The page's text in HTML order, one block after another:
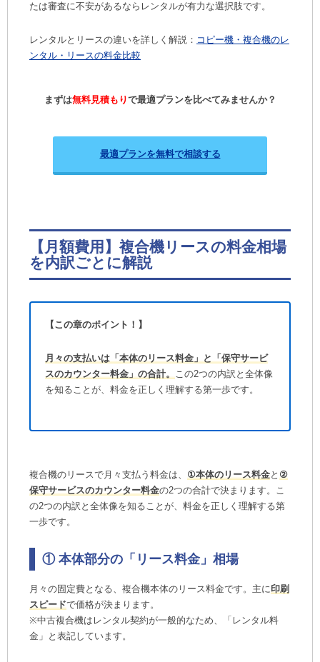
たは審査に不安があるならレンタルが有力な選択肢です。
レンタルとリースの違いを詳しく解説： コピー機・複合機のレ
ンタル・リースの料金比較
まずは無料見積もりで最適プランを比べてみませんか？
最適プランを無料で相談する
【月額費用】複合機リースの料金相場
を内訳ごとに解説
【この章のポイント！】
月々の支払いは「本体のリース料金」と「保守サービ
スのカウンター料金」の合計。 この2つの内訳と全体像
を知ることが、料金を正しく理解する第一歩です。
複合機のリースで月々支払う料金は、 ①本体のリース料金と ②
保守サービスのカウンター料金の2つの合計で決まります。こ
の2つの内訳と全体像を知ることが、料金を正しく理解する第
一歩です。
① 本体部分の「リース料金」相場
月々の固定費となる、複合機本体のリース料金です。主に印刷
スピードで価格が決まります。
※中古複合機はレンタル契約が一般的なため、「レンタル料
金」と表記しています。